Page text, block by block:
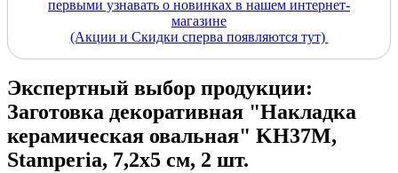
первыми узнавать о новинках в нашем интернет-
магазине
(Акции и Скидки сперва появляются тут)
Экспертный выбор продукции:
Заготовка декоративная "Накладка
керамическая овальная" KH37M,
Stamperia, 7,2х5 см, 2 шт.